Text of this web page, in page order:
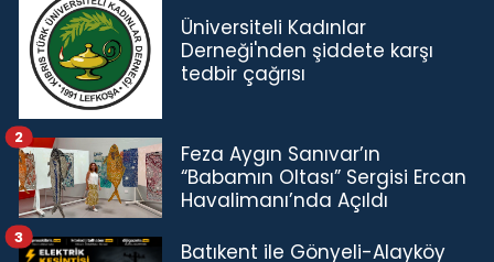
Üniversiteli Kadınlar
Derneği'nden şiddete karşı
tedbir çağrısı
Feza Aygın Sanıvar’ın
“Babamın Oltası” Sergisi Ercan
Havalimanı’nda Açıldı
2
Batıkent ile Gönyeli-Alayköy
3